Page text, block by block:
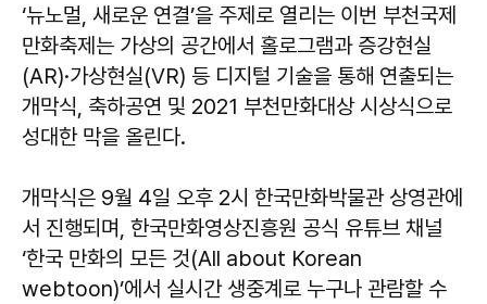
‘뉴노멀, 새로운 연결’을 주제로 열리는 이번 부천국제
만화축제는 가상의 공간에서 홀로그램과 증강현실
(AR)·가상현실(VR) 등 디지털 기술을 통해 연출되는
개막식, 축하공연 및 2021 부천만화대상 시상식으로
성대한 막을 올린다.
개막식은 9월 4일 오후 2시 한국만화박물관 상영관에
서 진행되며, 한국만화영상진흥원 공식 유튜브 채널
‘한국 만화의 모든 것(All about Korean
webtoon)’에서 실시간 생중계로 누구나 관람할 수